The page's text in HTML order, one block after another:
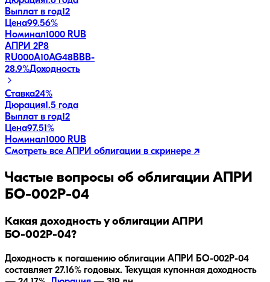
Выплат в год12
Цена99.56%
Номинал1000 RUB
АПРИ 2Р8
RU000A10AG48BBB-
28.9%Доходность
Ставка24%
Дюрация1.5 года
Выплат в год12
Цена97.51%
Номинал1000 RUB
Смотреть все АПРИ облигации в скринере ↗
Частые вопросы об облигации АПРИ
БО-002Р-04
Какая доходность у облигации АПРИ
БО-002Р-04?
Доходность к погашению облигации АПРИ БО-002Р-04
составляет 27.16% годовых. Текущая купонная доходность